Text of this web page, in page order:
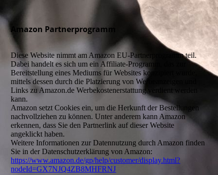
Amazon Partnerprogramm
Diese Website nimmt am Amazon EU-Partnerprogramm teil.
Dabei handelt es sich um ein Affiliate-Programm, das zur
Bereitstellung eines Mediums für Websites konzipiert wurde,
mittels dessen durch die Platzierung von Werbeanzeigen und
Links zu Amazon.de Werbekostenerstattung verdient werden
kann.
Amazon setzt Cookies ein, um die Herkunft der Bestellungen
nachvollziehen zu können. Unter anderem kann Amazon
erkennen, dass Sie den Partnerlink auf dieser Website
angeklickt haben.
Weitere Informationen zur Datennutzung durch Amazon finden
Sie in der Datenschutzerklärung von Amazon:
https://www.amazon.de/gp/help/customer/display.html?
nodeId=GX7NJQ4ZB8MHFRNJ